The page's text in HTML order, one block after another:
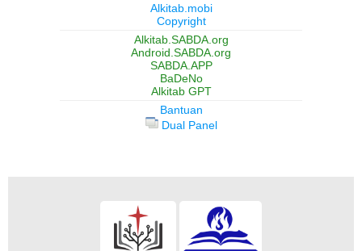
Alkitab.mobi
Copyright
Alkitab.SABDA.org
Android.SABDA.org
SABDA.APP
BaDeNo
Alkitab GPT
Bantuan
Dual Panel